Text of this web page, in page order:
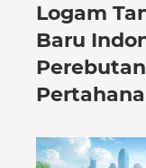
Logam
Baru